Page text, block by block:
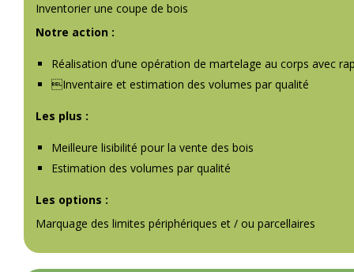
Inventorier une coupe de bois
Notre action :
Réalisation d’une opération de martelage au corps avec
Inventaire et estimation des volumes par qualité
Les plus :
Meilleure lisibilité pour la vente des bois
Estimation des volumes par qualité
Les options :
Marquage des limites périphériques et / ou parcellaires